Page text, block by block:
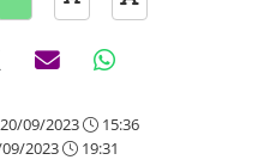
20/09/2023 15:36
2023 19:31